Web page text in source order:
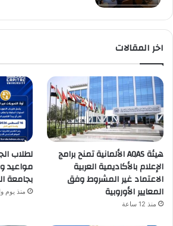
اخر المقالات
هيئة AQAS الألمانية تمنح برامج
الإعلام بالأكاديمية العربية
الاعتماد غير المشروط وفق
المعايير الأوروبية
منذ 12 ساعة
لطلاب
مواعيد
بجامعة
منذ يوم